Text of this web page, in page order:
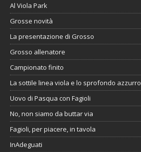
Al Viola Park
Grosse novità
La presentazione di Grosso
Grosso allenatore
Campionato finito
La sottile linea viola e lo sprofondo azzurro
Uovo di Pasqua con Fagioli
No, non siamo da buttar via
Fagioli, per piacere, in tavola
InAdeguati